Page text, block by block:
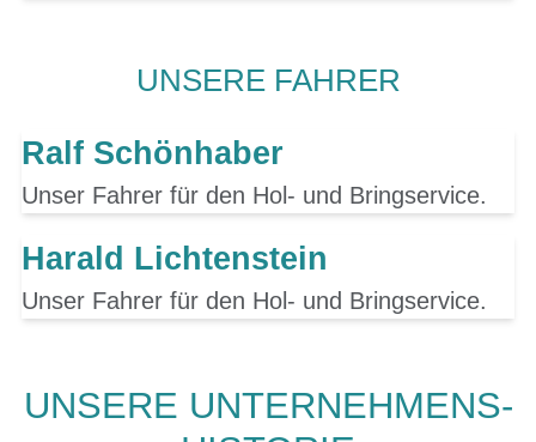
UNSERE FAHRER
Ralf Schönhaber
Unser Fahrer für den Hol- und Bringservice.
Harald Lichtenstein
Unser Fahrer für den Hol- und Bringservice.
UNSERE UNTERNEHMENS-